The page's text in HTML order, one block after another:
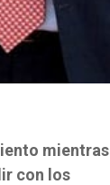
mientras
con los